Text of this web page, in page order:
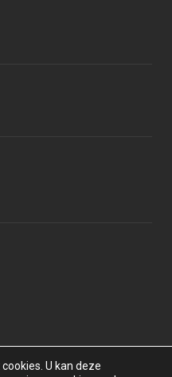
U kan deze